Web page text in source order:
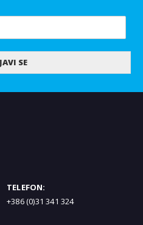
SE
TELEFON:
+386 (0)31 341 324